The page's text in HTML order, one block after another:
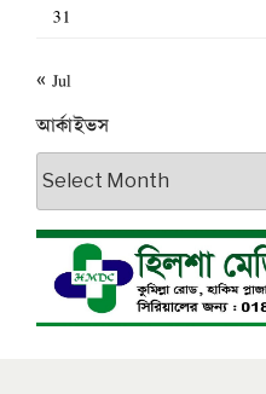
31
« Jul
আর্কাইভস
আর্কাইভস